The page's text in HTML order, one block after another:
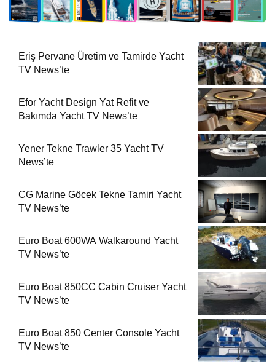
Eriş Pervane Üretim ve Tamirde Yacht
TV News’te
Efor Yacht Design Yat Refit ve
Bakımda Yacht TV News’te
Yener Tekne Trawler 35 Yacht TV
News’te
CG Marine Göcek Tekne Tamiri Yacht
TV News’te
Euro Boat 600WA Walkaround Yacht
TV News’te
Euro Boat 850CC Cabin Cruiser Yacht
TV News’te
Euro Boat 850 Center Console Yacht
TV News’te